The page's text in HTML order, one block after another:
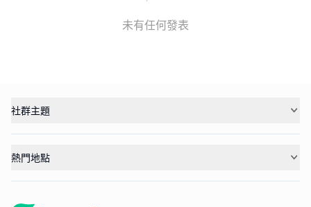
未有任何發表
社群主題
熱門地點